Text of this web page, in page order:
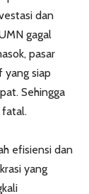
dan
gagal
pasar
yang siap
Sehingga
fatal.
efisiensi dan
yang